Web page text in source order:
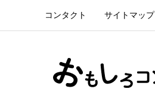
コンタクト サイトマップ